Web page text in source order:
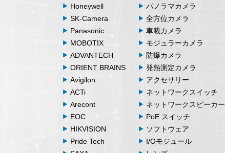
Honeywell
SK-Camera
Panasonic
MOBOTIX
ADVANTECH
ORIENT BRAINS
Avigilon
ACTi
Arecont
EOC
HIKVISION
Pride Tech
パノラマカメラ
全方位カメラ
車載カメラ
モジュラーカメラ
防爆カメラ
発熱測定カメラ
アクセサリー
ネットワークスイッチ
ネットワークスピーカー
PoE スイッチ
ソフトウェア
I/Oモジュール